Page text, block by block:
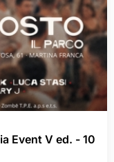
Event V ed. - 10